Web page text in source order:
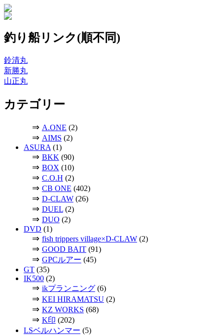
釣り船リンク(順不同)
鈴清丸
新勝丸
山正丸
カテゴリー
⇒ A.ONE (2)
⇒ AIMS (2)
ASURA (1)
⇒ BKK (90)
⇒ BOX (10)
⇒ C.O.H (2)
⇒ CB ONE (402)
⇒ D-CLAW(26)
⇒ DUEL(2)
⇒ DUO (2)
DVD (1)
⇒ fish trippers village×D-CLAW(2)
⇒ GOOD BAIT(91)
⇒ GPCルアー (45)
GT (35)
IK500 (2)
⇒ ikプランニング(6)
⇒ KEI HIRAMATSU(2)
⇒ KZ WORKS (68)
⇒ K印 (202)
LSベルハンマー (5)